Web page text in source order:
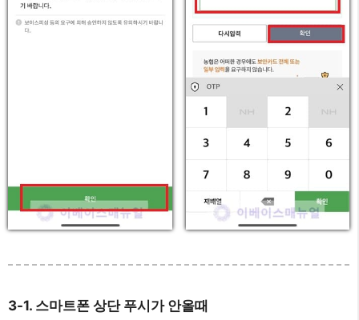
3-1. 스마트폰 상단 푸시가 안올때